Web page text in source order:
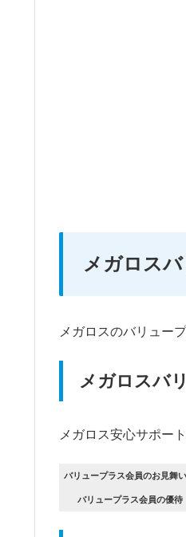
メガロス
メガロスのバリュー
メガロスバ
メガロス安心サポー
バリュープラス会員のお見舞
バリュープラス会員の優待